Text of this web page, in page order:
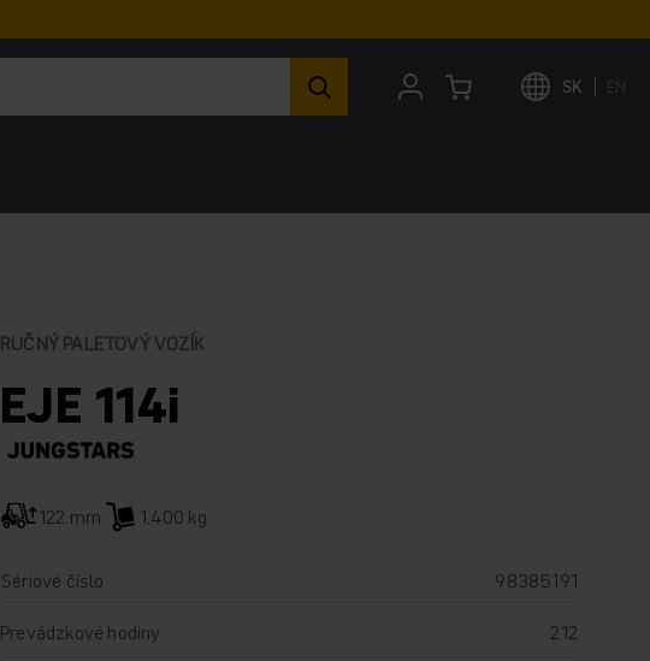
SK EN
RUČNÝ PALETOVÝ VOZÍK
EJE 114i
122 mm 1.400 kg
Sériové číslo
98385191
Prevádzkové hodiny
212